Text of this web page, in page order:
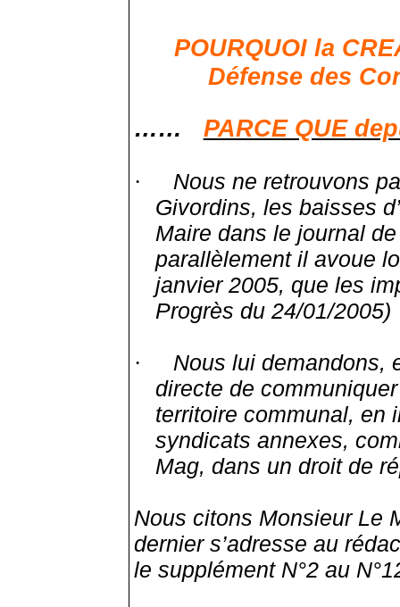
POURQUOI la
Défense des
……
PARCE QUE
·
Nous ne retrouvons
Givordins, les baisses
Maire dans le journal
parallèlement il avoue
janvier 2005, que les
Progrès du 24/01/2005)
·
Nous lui demandons,
directe de
territoire communal, en
syndicats annexes,
Mag, dans un droit de
Nous citons Monsieur Le
dernier s’adresse au
le supplément N°2 au